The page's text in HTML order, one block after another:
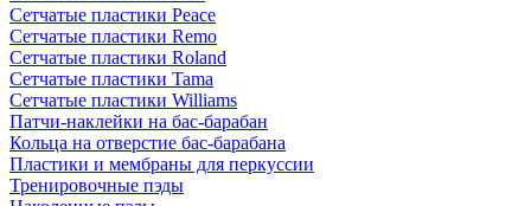
Сетчатые пластики Peace
Сетчатые пластики Remo
Сетчатые пластики Roland
Сетчатые пластики Tama
Сетчатые пластики Williams
Патчи-наклейки на бас-барабан
Кольца на отверстие бас-барабана
Пластики и мембраны для перкуссии
Тренировочные пэды